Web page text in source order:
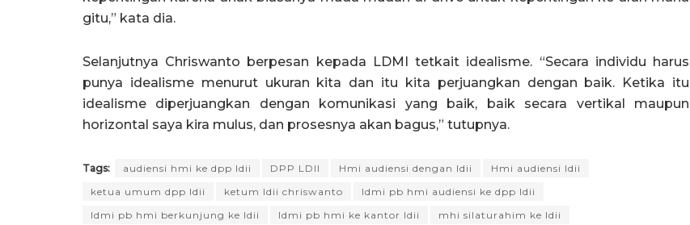
gitu,” kata dia.
Selanjutnya Chriswanto berpesan kepada LDMI tetkait idealisme. “Secara individu harus
punya idealisme menurut ukuran kita dan itu kita perjuangkan dengan baik. Ketika itu
idealisme diperjuangkan dengan komunikasi yang baik, baik secara vertikal maupun
horizontal saya kira mulus, dan prosesnya akan bagus,” tutupnya.
Tags: audiensi hmi ke dpp ldii DPP LDII Hmi audiensi dengan ldii
Hmi audiensi ldii
ketua umum dpp ldii
ketum ldii chriswanto
ldmi pb hmi audiensi ke dpp ldii
ldmi pb hmi berkunjung ke ldii
ldmi pb hmi ke kantor ldii mhi silaturahim ke ldii